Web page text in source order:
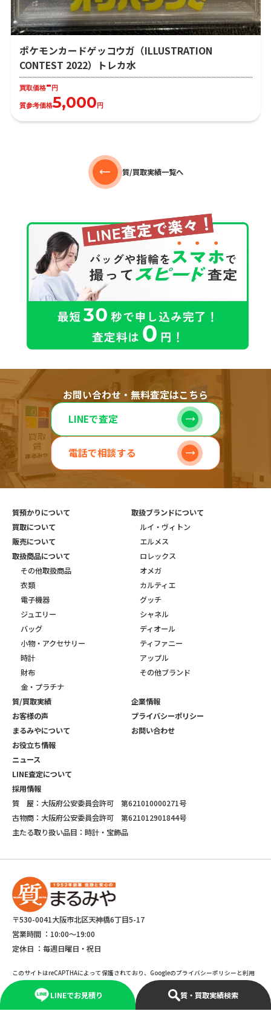
ポケモンカードゲッコウガ（ILLUSTRATION
CONTEST 2022）トレカ水
買取価格- 円
質参考価格5,000 円
質/買取実績一覧へ
お問い合わせ・無料査定はこちら
LINEで査定
電話で相談する
LINEでお見積り 質・買取実績検索
質預かりについて
買取について
販売について
取扱商品について
その他取扱商品
衣類
電子機器
ジュエリー
バッグ
小物・アクセサリー
時計
財布
金・プラチナ
取扱ブランドについて
ルイ・ヴィトン
エルメス
ロレックス
オメガ
カルティエ
グッチ
シャネル
ディオール
ティファニー
アップル
その他ブランド
質/買取実績
お客様の声
まるみやについて
お役立ち情報
ニュース
LINE査定について
採用情報
企業情報
プライバシーポリシー
お問い合わせ
質 屋：大阪府公安委員会許可 第621010000271号
古物商：大阪府公安委員会許可 第621012901844号
主たる取り扱い品目：時計・宝飾品
〒530-0041大阪市北区天神橋6丁目5-17
営業時間 ： 10:00～19:00
定休日 ： 毎週日曜日・祝日
このサイトはreCAPTHAによって保護されており、Googleのプライバシーポリシーと利用
規約が適応されます。